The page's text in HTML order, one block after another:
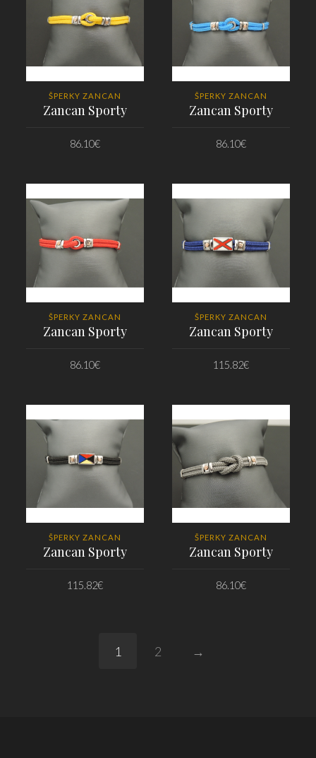
ŠPERKY ZANCAN
Zancan Sporty
86.10€
ŠPERKY ZANCAN
Zancan Sporty
86.10€
ŠPERKY ZANCAN
Zancan Sporty
86.10€
ŠPERKY ZANCAN
Zancan Sporty
115.82€
ŠPERKY ZANCAN
Zancan Sporty
115.82€
ŠPERKY ZANCAN
Zancan Sporty
86.10€
1 2 →